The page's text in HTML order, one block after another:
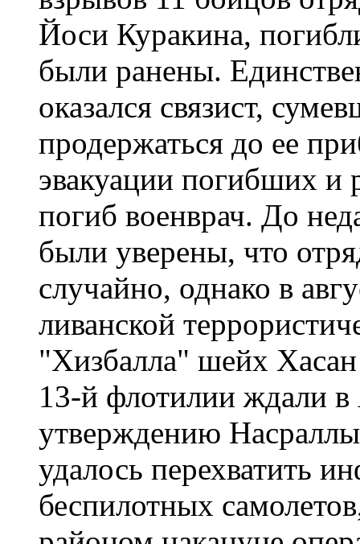
Йоси Куракина,
были ранены.
оказался связист,
продержаться до ее
эвакуации погибших и
погиб военврач. До
были уверены, что
случайно, однако в
ливанской
"Хизбалла" шейх Хасан
13-й флотилии ждали
утверждению
удалось перехватить
беспилотных